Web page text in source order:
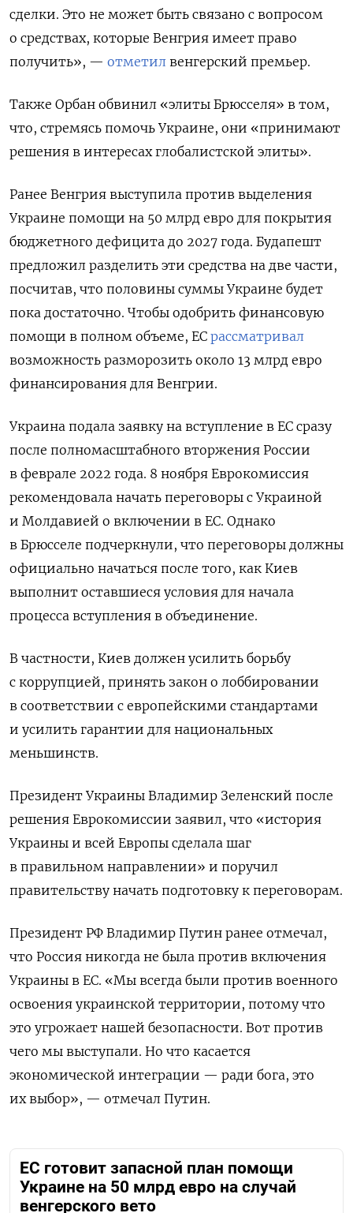
сделки. Это не может быть связано с вопросом
о средствах, которые Венгрия имеет право
получить», — отметил венгерский премьер.
Также Орбан обвинил «элиты Брюсселя» в том,
что, стремясь помочь Украине, они «принимают
решения в интересах глобалистской элиты».
Ранее Венгрия выступила против выделения
Украине помощи на 50 млрд евро для покрытия
бюджетного дефицита до 2027 года. Будапешт
предложил разделить эти средства на две части,
посчитав, что половины суммы Украине будет
пока достаточно. Чтобы одобрить финансовую
помощи в полном объеме, ЕС рассматривал
возможность разморозить около 13 млрд евро
финансирования для Венгрии.
Украина подала заявку на вступление в ЕС сразу
после полномасштабного вторжения России
в феврале 2022 года. 8 ноября Еврокомиссия
рекомендовала начать переговоры с Украиной
и Молдавией о включении в ЕС. Однако
в Брюсселе подчеркнули, что переговоры должны
официально начаться после того, как Киев
выполнит оставшиеся условия для начала
процесса вступления в объединение.
В частности, Киев должен усилить борьбу
с коррупцией, принять закон о лоббировании
в соответствии с европейскими стандартами
и усилить гарантии для национальных
меньшинств.
Президент Украины Владимир Зеленский после
решения Еврокомиссии заявил, что «история
Украины и всей Европы сделала шаг
в правильном направлении» и поручил
правительству начать подготовку к переговорам.
Президент РФ Владимир Путин ранее отмечал,
что Россия никогда не была против включения
Украины в ЕС. «Мы всегда были против военного
освоения украинской территории, потому что
это угрожает нашей безопасности. Вот против
чего мы выступали. Но что касается
экономической интеграции — ради бога, это
их выбор», — отмечал Путин.
ЕС готовит запасной план помощи
Украине на 50 млрд евро на случай
венгерского вето